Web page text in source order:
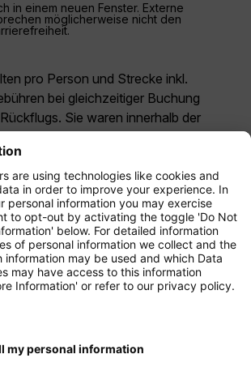
in einem neuen Fenster. Externe
möglicherweise nicht den
pro Person und Strecke inkl.
bei gleichzeitiger Buchung
Sie waren innerhalb der
mehr aktuell. Bei den für die
angegebenen Tarifen handelt es
Zero, unsere restriktivste
hierfür zusätzliche Gebühren
oder für andere optionale
Es gelten dieAllgemeinen
.